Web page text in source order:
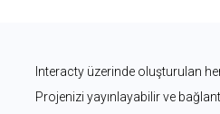
Interacty üzerinde oluşturulan
Projenizi yayınlayabilir ve